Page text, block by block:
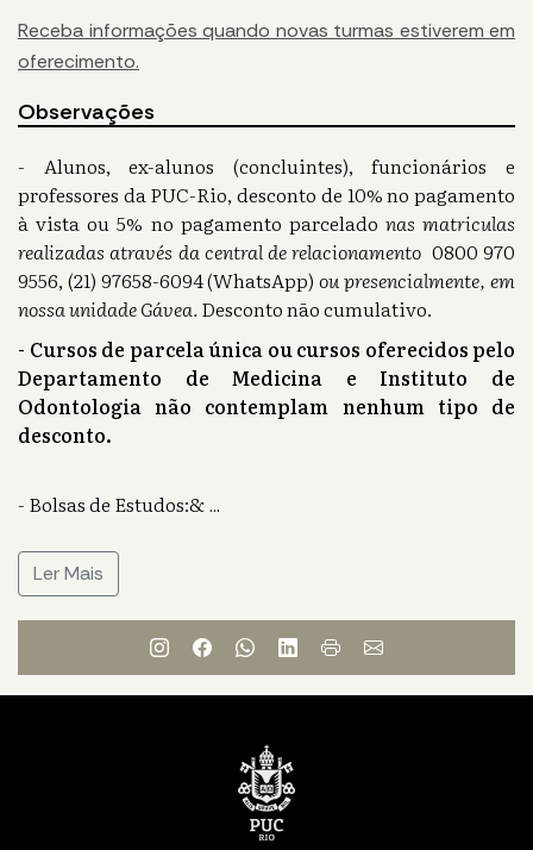
Receba informações quando novas turmas estiverem em
oferecimento.
Observações
- Alunos, ex-alunos (concluintes), funcionários e
professores da PUC-Rio, desconto de 10% no pagamento
à vista ou 5% no pagamento parcelado nas matriculas
realizadas através da central de relacionamento 0800 970
9556, (21) 97658-6094 (WhatsApp)ou presencialmente, em
nossa unidade Gávea.Desconto não cumulativo.
- Cursos de parcela única ou cursos oferecidos pelo
Departamento de Medicina e Instituto de
Odontologia não contemplam nenhum tipo de
desconto.
- Bolsas de Estudos:&...
Ler Mais